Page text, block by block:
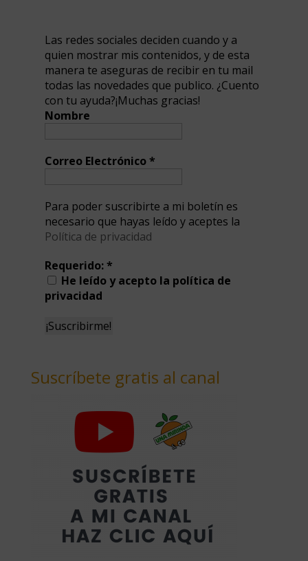
Las redes sociales deciden cuando y a
quien mostrar mis contenidos, y de esta
manera te aseguras de recibir en tu mail
todas las novedades que publico. ¿Cuento
con tu ayuda?¡Muchas gracias!
Nombre
Correo Electrónico*
Para poder suscribirte a mi boletín es
necesario que hayas leído y aceptes la
Política de privacidad
Requerido:*
He leído y acepto la política de
privacidad
Suscríbete gratis al canal